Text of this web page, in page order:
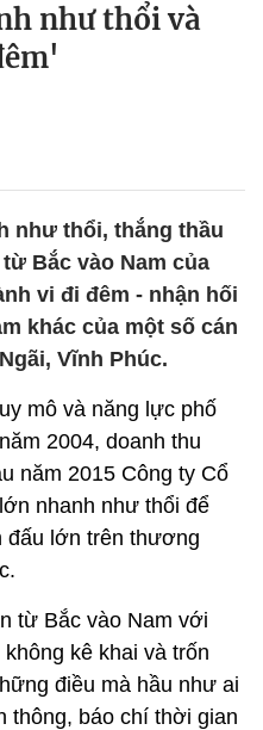
như thổi và
như thổi, thắng thầu
Bắc vào Nam của
vi đi đêm - nhận hối
khác của một số cán
Vĩnh Phúc.
mô và năng lực phố
2004, doanh thu
năm 2015 Công ty Cổ
nhanh như thổi để
đấu lớn trên thương
từ Bắc vào Nam với
kê khai và trốn
điều mà hầu như ai
thông, báo chí thời gian